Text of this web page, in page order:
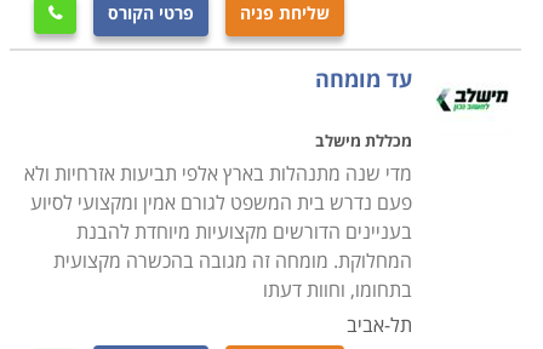
שליחת פניה פרטי הקורס 
עד מומחה
מכללת מישלב
מדי שנה מתנהלות בארץ אלפי תביעות אזרחיות ולא
פעם נדרש בית המשפט לגורם אמין ומקצועי לסיוע
בעניינים הדורשים מקצועיות מיוחדת להבנת
המחלוקת. מומחה זה מגובה בהכשרה מקצועית
בתחומו, וחוות דעתו
תל-אביב